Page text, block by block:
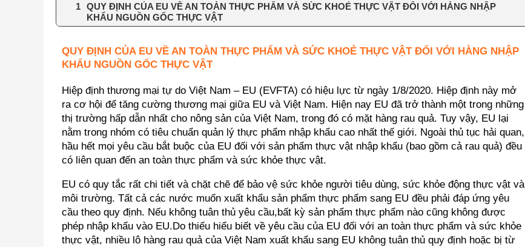
QUY ĐỊNH CỦA EU VỀ AN TOÀN THỰC PHẨM VÀ SỨC KHOẺ THỰC VẬT ĐỐI VỚI HÀNG NHẬP
KHẨU NGUỒN GỐC THỰC VẬT
QUY ĐỊNH CỦA EU VỀ AN TOÀN THỰC PHẨM VÀ SỨC KHOẺ THỰC VẬT ĐỐI VỚI HÀNG NHẬP
KHẨU NGUỒN GỐC THỰC VẬT
Hiệp định thương mại tự do Việt Nam – EU (EVFTA) có hiệu lực từ ngày 1/8/2020. Hiệp định này mở
ra cơ hội để tăng cường thương mại giữa EU và Việt Nam. Hiện nay EU đã trở thành một trong những
thị trường hấp dẫn nhất cho nông sản của Việt Nam, trong đó có mặt hàng rau quả. Tuy vậy, EU lại
nằm trong nhóm có tiêu chuẩn quản lý thực phẩm nhập khẩu cao nhất thế giới. Ngoài thủ tục hải quan,
hầu hết mọi yêu cầu bắt buộc của EU đối với sản phẩm thực vật nhập khẩu (bao gồm cả rau quả) đều
có liên quan đến an toàn thực phẩm và sức khỏe thực vật.
EU có quy tắc rất chi tiết và chặt chẽ để bảo vệ sức khỏe người tiêu dùng, sức khỏe động thực vật và
môi trường. Tất cả các nước muốn xuất khẩu sản phẩm thực phẩm sang EU đều phải đáp ứng yêu
cầu theo quy định. Nếu không tuân thủ yêu cầu,bất kỳ sản phẩm thực phẩm nào cũng không được
phép nhập khẩu vào EU.Do thiếu hiểu biết về yêu cầu của EU đối với an toàn thực phẩm và sức khỏe
thực vật, nhiều lô hàng rau quả của Việt Nam xuất khẩu sang EU không tuân thủ quy định hoặc bị từ